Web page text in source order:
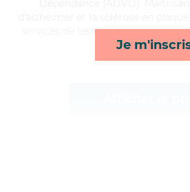
Je
services de lessive/repassage,
toilette/